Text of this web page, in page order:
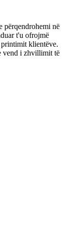
përqendrohemi në
t'u ofrojmë
klientëve.
vend i zhvillimit të